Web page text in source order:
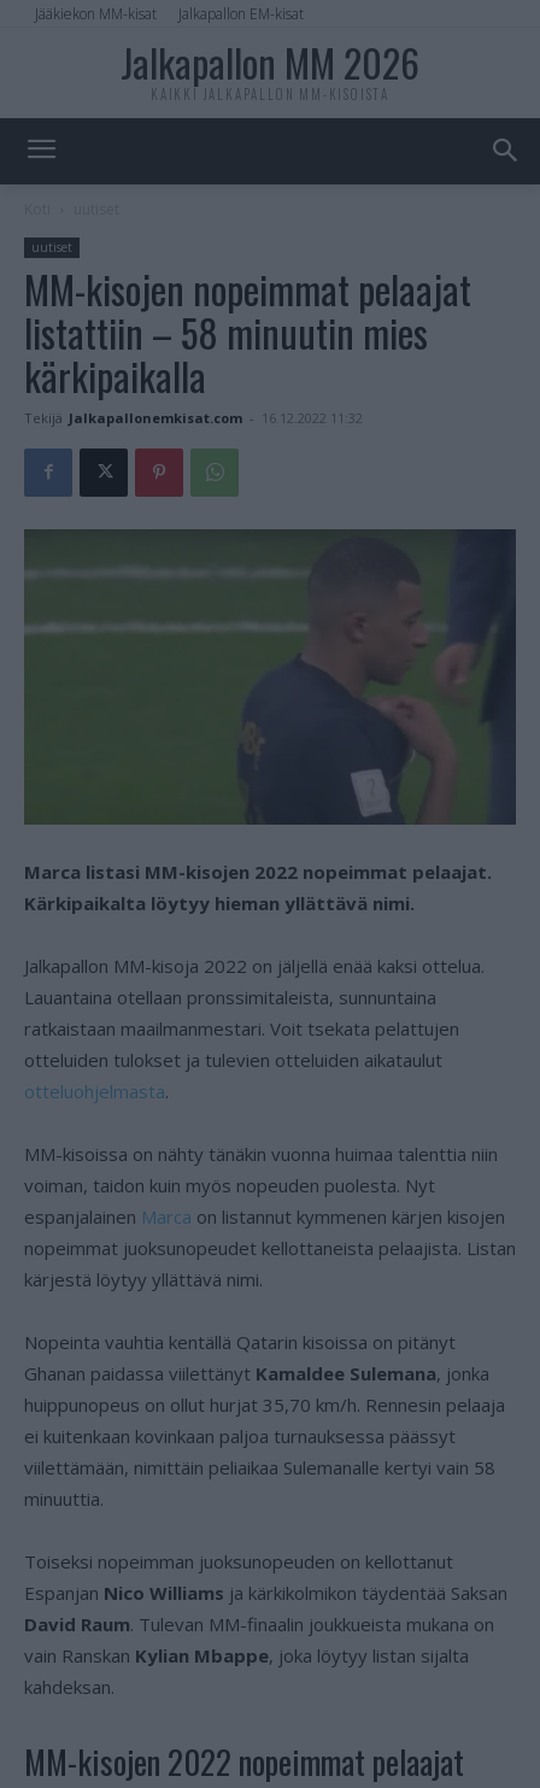
Jääkiekon MM-kisat Jalkapallon EM-kisat
Jalkapallon MM 2026
KAIKKI JALKAPALLON MM-KISOISTA
uutiset
MM-kisojen nopeimmat pelaajat
listattiin – 58 minuutin mies
kärkipaikalla
Tekijä Jalkapallonemkisat.com - 16.12.2022 11:32
Marca listasi MM-kisojen 2022 nopeimmat pelaajat.
Kärkipaikalta löytyy hieman yllättävä nimi.
Jalkapallon MM-kisoja 2022 on jäljellä enää kaksi ottelua.
Lauantaina otellaan pronssimitaleista, sunnuntaina
ratkaistaan maailmanmestari. Voit tsekata pelattujen
otteluiden tulokset ja tulevien otteluiden aikataulut
otteluohjelmasta.
MM-kisoissa on nähty tänäkin vuonna huimaa talenttia niin
voiman, taidon kuin myös nopeuden puolesta. Nyt
espanjalainen Marca on listannut kymmenen kärjen kisojen
nopeimmat juoksunopeudet kellottaneista pelaajista. Listan
kärjestä löytyy yllättävä nimi.
Nopeinta vauhtia kentällä Qatarin kisoissa on pitänyt
Ghanan paidassa viilettänyt Kamaldee Sulemana, jonka
huippunopeus on ollut hurjat 35,70 km/h. Rennesin pelaaja
ei kuitenkaan kovinkaan paljoa turnauksessa päässyt
viilettämään, nimittäin peliaikaa Sulemanalle kertyi vain 58
minuuttia.
Toiseksi nopeimman juoksunopeuden on kellottanut
Espanjan Nico Williams ja kärkikolmikon täydentää Saksan
David Raum. Tulevan MM-finaalin joukkueista mukana on
vain Ranskan Kylian Mbappe, joka löytyy listan sijalta
kahdeksan.
MM-kisojen 2022 nopeimmat pelaajat